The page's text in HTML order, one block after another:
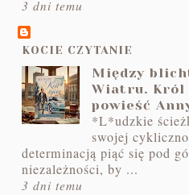
3 dni temu
KOCIE CZYTANIE
Między
Wiatru. Król
powieść
*L*udzkie
swojej
determinacją piąć się pod
niezależności, by ...
3 dni temu